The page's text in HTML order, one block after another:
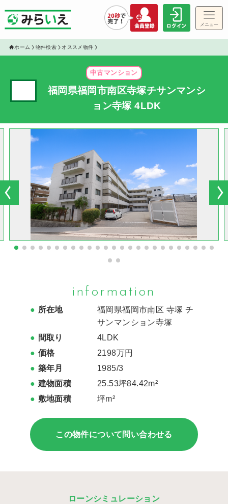
メニュー
ホーム 物件検索 オススメ物件
中古マンション
福岡県福岡市南区寺塚チサンマンシ
ョン寺塚 4LDK
information
所在地
福岡県福岡市南区 寺塚 チ
サンマンション寺塚
間取り
4LDK
価格
2198万円
築年月
1985/3
建物面積
25.53坪84.42m²
敷地面積
坪m²
この物件について問い合わせる
ローンシミュレーション